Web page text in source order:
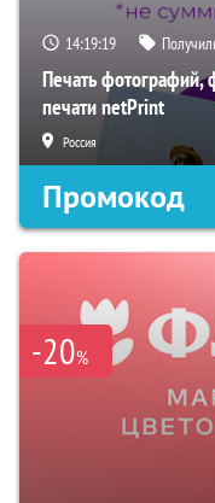
14:19:17
Печать фотографий,
печати netPrint
Россия
Промокод
-20%